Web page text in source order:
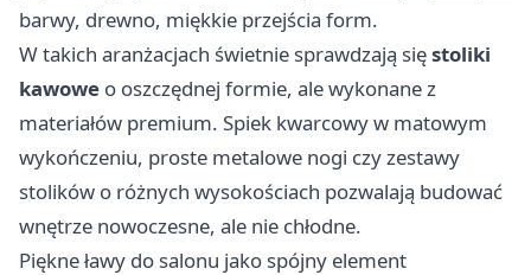
barwy, drewno, miękkie przejścia form.
W takich aranżacjach świetnie sprawdzają sięstoliki
kawowe o oszczędnej formie, ale wykonane z
materiałów premium. Spiek kwarcowy w matowym
wykończeniu, proste metalowe nogi czy zestawy
stolików o różnych wysokościach pozwalają budować
wnętrze nowoczesne, ale nie chłodne.
Piękne ławy do salonu jako spójny element